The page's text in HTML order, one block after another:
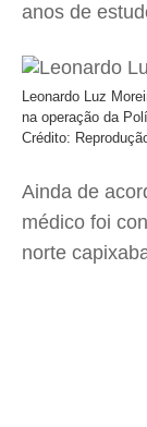
anos de
Leonardo Luz
na operação da
Crédito:
Ainda de
médico foi
norte